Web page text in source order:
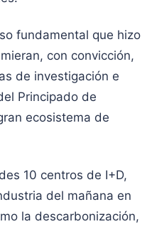
fundamental que hizo
con convicción,
de investigación e
Principado de
ecosistema de
10 centros de I+D,
del mañana en
la descarbonización,